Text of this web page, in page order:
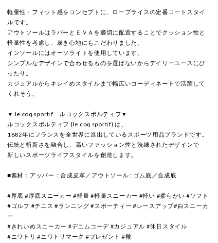
軽量性・フィット感をコンセプトに、ロープライスの定番コートスタイ
ルです。
アウトソールはラバーとＥＶＡを適切に配置することでクッション性と
軽量性を考慮し、履き心地にもこだわりました。
インソールにはオーソライトを使用しています。
シンプルなデザインで合わせるものを選ばないからデイリーユースにぴ
ったり。
カジュアルからキレイめスタイルまで幅広いコーディネートで活躍して
くれそう。
▼ le coq sportif ルコックスポルティフ▼
ルコックスポルティフ (le coq sportif) は、
1882年にフランスを全世界に進出しているスポーツ用品ブランドです。
伝統と斬新さを融合し、高いファッション性と洗練されたデザインで
新しいスポーツライフスタイルを創造します。
■素材：アッパー：合成皮革／アウトソール : ゴム底／合成底
#厚底 #厚底スニーカー #軽量 #軽量スニーカー #軽い #柔らかい #ソフト
#ゴルフ #テニス #ランニング #スポーティー #レースアップ#白スニーカ
ー
#きれいめスニーカー #デニムコーデ #カジュアル #休日スタイル
#ニワトリ #ニワトリマーク #プレゼント #靴